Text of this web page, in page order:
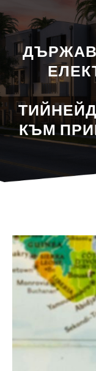
КЪМ